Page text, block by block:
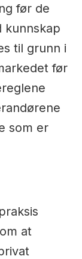
før de
kunnskap
til grunn i
før
som er
at